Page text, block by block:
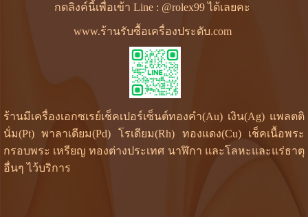
กดลิงค์นี้เพื่อเข้า Line : @rolex99 ได้เลยคะ
www.ร้านรับซื้อเครื่องประดับ.com
ร้านมีเครื่องเอกซเรย์เช็คเปอร์เซ็นต์ทองคำ(Au) เงิน(Ag) แพลตติ
นั่ม(Pt) พาลาเดียม(Pd) โรเดียม(Rh) ทองแดง(Cu) เช็คเนื้อพระ
กรอบพระ เหรียญ ทองต่างประเทศ นาฬิกา และโลหะและแร่ธาตุ
อื่นๆ ไว้บริการ